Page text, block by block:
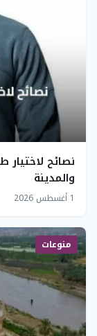
نصائح لاختيار
والمدينة
1 أغسطس 2026
منوعات